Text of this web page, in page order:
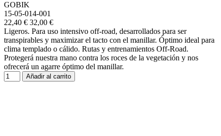
GOBIK
15-05-014-001
22,40 € 32,00 €
Ligeros. Para uso intensivo off-road, desarrollados para ser
transpirables y maximizar el tacto con el manillar. Óptimo ideal para
clima templado o cálido. Rutas y entrenamientos Off-Road.
Protegerá nuestra mano contra los roces de la vegetación y nos
ofrecerá un agarre óptimo del manillar.
Añadir al carrito